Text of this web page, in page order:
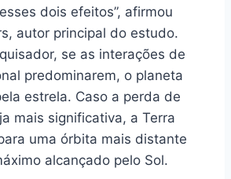
dois efeitos”, afirmou
autor principal do estudo.
se as interações de
predominarem, o planeta
estrela. Caso a perda de
mais significativa, a Terra
uma órbita mais distante
alcançado pelo Sol.